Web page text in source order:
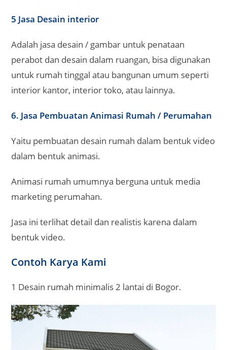
5 Jasa Desain interior
Adalah jasa desain / gambar untuk penataan
perabot dan desain dalam ruangan, bisa digunakan
untuk rumah tinggal atau bangunan umum seperti
interior kantor, interior toko, atau lainnya.
6. Jasa Pembuatan Animasi Rumah / Perumahan
Yaitu pembuatan desain rumah dalam bentuk video
dalam bentuk animasi.
Animasi rumah umumnya berguna untuk media
marketing perumahan.
Jasa ini terlihat detail dan realistis karena dalam
bentuk video.
Contoh Karya Kami
1 Desain rumah minimalis 2 lantai di Bogor.